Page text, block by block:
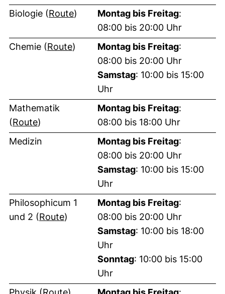
Biologie (Route(externer Link, öffnet neues
) Montag bis Freitag:
08:00 bis 20:00 Uhr
Chemie (Route(externer Link, öffnet neues
) Montag bis Freitag:
08:00 bis 20:00 Uhr
Samstag: 10:00 bis 15:00
Uhr
Mathematik
(Route(externer Link, öffnet neues Fenster)
)
Montag bis Freitag:
08:00 bis 18:00 Uhr
Medizin
Montag bis Freitag:
08:00 bis 20:00 Uhr
Samstag: 10:00 bis 15:00
Uhr
Philosophicum 1
und 2 (Route(externer Link, öffnet neues Fenster)
)
Montag bis Freitag:
08:00 bis 20:00 Uhr
Samstag: 10:00 bis 18:00
Uhr
Sonntag: 10:00 bis 15:00
Uhr
(externer Link, öffnet neues Fenster)